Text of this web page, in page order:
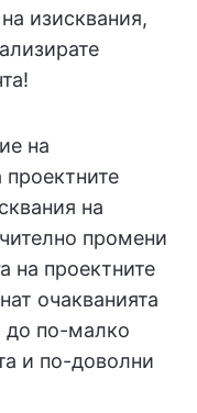
изисквания,
на
проектните
на
промени
на проектните
очакванията
до по-малко
и по-доволни